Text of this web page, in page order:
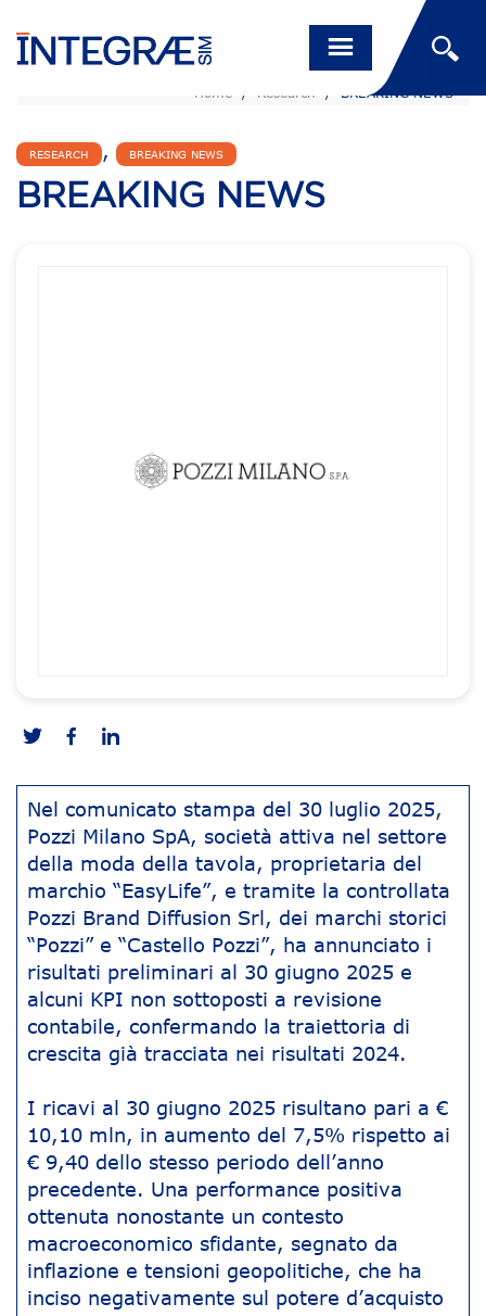
Home / Research / BREAKING NEWS
RESEARCH , BREAKING NEWS
BREAKING NEWS
Nel comunicato stampa del 30 luglio 2025,
Pozzi Milano SpA, società attiva nel settore
della moda della tavola, proprietaria del
marchio “EasyLife”, e tramite la controllata
Pozzi Brand Diffusion Srl, dei marchi storici
“Pozzi” e “Castello Pozzi”, ha annunciato i
risultati preliminari al 30 giugno 2025 e
alcuni KPI non sottoposti a revisione
contabile, confermando la traiettoria di
crescita già tracciata nei risultati 2024.
I ricavi al 30 giugno 2025 risultano pari a €
10,10 mln, in aumento del 7,5% rispetto ai
€ 9,40 dello stesso periodo dell’anno
precedente. Una performance positiva
ottenuta nonostante un contesto
macroeconomico sfidante, segnato da
inflazione e tensioni geopolitiche, che ha
inciso negativamente sul potere d’acquisto